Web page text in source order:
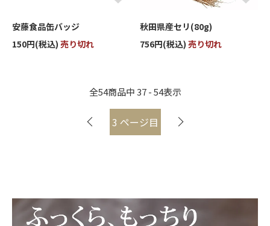
安藤食品缶バッジ
150円(税込) 売り切れ
秋田県産セリ(80g)
756円(税込) 売り切れ
全54商品中37 - 54表示
3 ページ目